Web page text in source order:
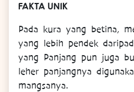
FAKTA UNIK
Pada kura yang betina,
yang lebih pendek
yang Panjang pun juga
leher panjangnya
mangsanya.